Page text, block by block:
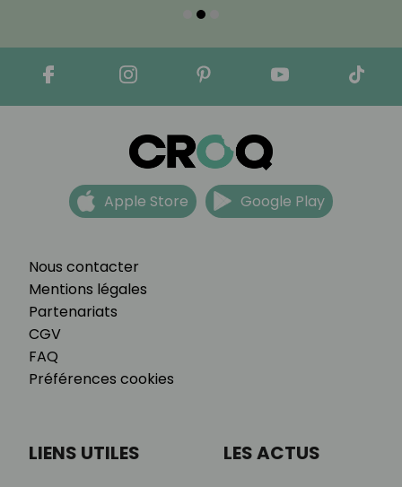
Nous contacter
Mentions légales
Partenariats
CGV
FAQ
Préférences cookies
Apple Store Google Play
LIENS UTILES LES ACTUS